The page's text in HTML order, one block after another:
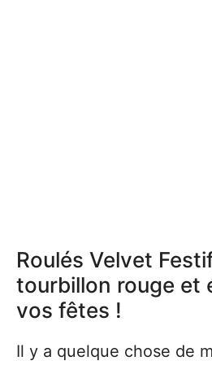
Roulés Velvet
tourbillon rouge et
vos fêtes !
Il y a quelque chose de